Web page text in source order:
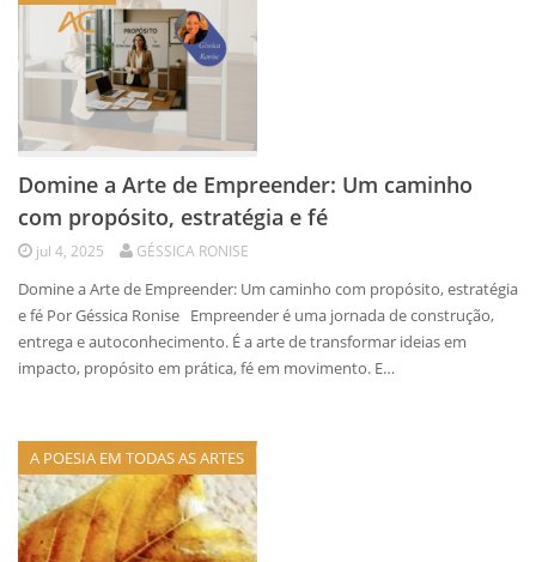
Domine a Arte de Empreender: Um caminho
com propósito, estratégia e fé
jul 4, 2025 GÉSSICA RONISE
Domine a Arte de Empreender: Um caminho com propósito, estratégia
e fé Por Géssica Ronise Empreender é uma jornada de construção,
entrega e autoconhecimento. É a arte de transformar ideias em
impacto, propósito em prática, fé em movimento. E…
A POESIA EM TODAS AS ARTES